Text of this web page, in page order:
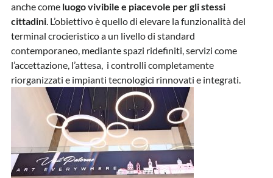
anche come luogo vivibile e piacevole per gli stessi
cittadini. L’obiettivo è quello di elevare la funzionalità del
terminal crocieristico a un livello di standard
contemporaneo, mediante spazi ridefiniti, servizi come
l’accettazione, l’attesa, i controlli completamente
riorganizzati e impianti tecnologici rinnovati e integrati.